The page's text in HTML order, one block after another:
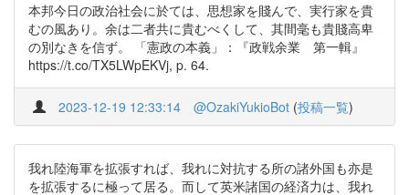
本邦今日の政治社会に於ては、思想家を賤んで、実行家を貴
むの風あり。余は二者共に貴むべくして、其間毫も貴賤高卑
の別なきを信ず。 「憲政の本義」：『政戦余業 第一輯』
https://t.co/TX5LWpEKVj, p. 64.
2023-12-19 12:33:14 @OzakiYukioBot (投稿一覧)
我れ陸海軍を拡張すれば、我れに対抗する所の諸外国も亦是
を拡張するに極って居る。而して英米諸国の経済力は、我れ